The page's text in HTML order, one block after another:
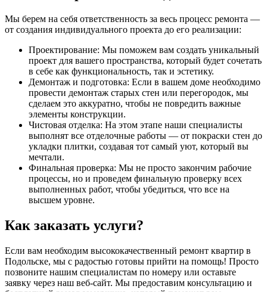
Мы берем на себя ответственность за весь процесс ремонта —
от создания индивидуального проекта до его реализации:
Проектирование: Мы поможем вам создать уникальный
проект для вашего пространства, который будет сочетать
в себе как функциональность, так и эстетику.
Демонтаж и подготовка: Если в вашем доме необходимо
провести демонтаж старых стен или перегородок, мы
сделаем это аккуратно, чтобы не повредить важные
элементы конструкции.
Чистовая отделка: На этом этапе наши специалисты
выполнят все отделочные работы — от покраски стен до
укладки плитки, создавая тот самый уют, который вы
мечтали.
Финальная проверка: Мы не просто закончим рабочие
процессы, но и проведем финальную проверку всех
выполненных работ, чтобы убедиться, что все на
высшем уровне.
Как заказать услуги?
Если вам необходим высококачественный ремонт квартир в
Подольске, мы с радостью готовы прийти на помощь! Просто
позвоните нашим специалистам по номеру или оставьте
заявку через наш веб-сайт. Мы предоставим консультацию и